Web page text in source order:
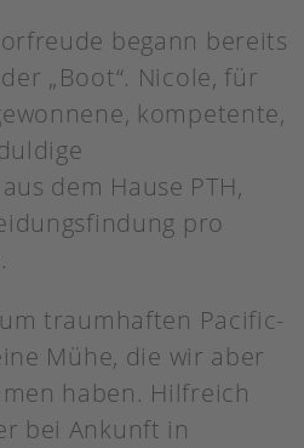
begann bereits
„Boot“. Nicole, für
kompetente,
dem Hause PTH,
pro
traumhaften Pacific-
Mühe, die wir aber
haben. Hilfreich
bei Ankunft in